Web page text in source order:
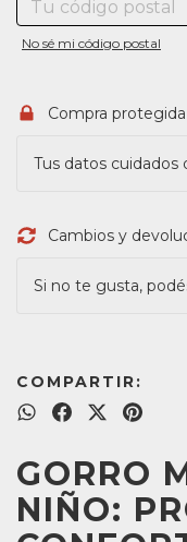
No sé mi código postal
Compra protegida
Tus datos cuidados
Cambios y
Si no te gusta,
COMPARTIR:
GORRO
NIÑO: